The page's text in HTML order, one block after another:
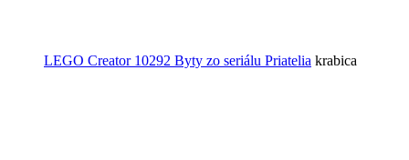
LEGO Creator 10292 Byty zo seriálu Priatelia krabica